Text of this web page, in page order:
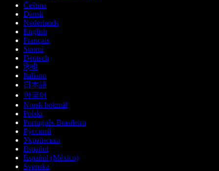
Čeština
Dansk
Nederlands
English
Français
Suomi
Deutsch
हिन्दी
Italiano
日本語
한국어
Norsk bokmål
Polski
Português Brasileiro
Русский
Українська
Español
Español (México)
Svenska